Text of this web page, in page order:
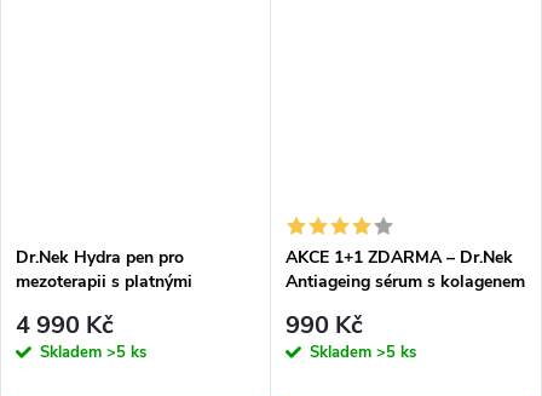
Dr.Nek Hydra pen pro
mezoterapii s platnými
plus Dr.Nek Antiageing sérum
ZDARMA
4 990 Kč
Skladem >5 ks
AKCE 1+1 ZDARMA – Dr.Nek
Antiageing sérum s kolagenem
990 Kč
Skladem >5 ks